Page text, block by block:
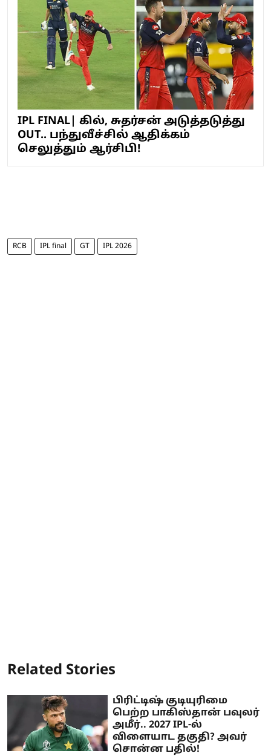
IPL FINAL| கில், சுதர்சன் அடுத்தடுத்து
OUT.. பந்துவீச்சில் ஆதிக்கம்
செலுத்தும் ஆர்சிபி!
RCB IPL final GT IPL 2026
Related Stories
பிரிட்டிஷ் குடியுரிமை
பெற்ற பாகிஸ்தான் பவுலர்
அமீர்.. 2027 IPL-ல்
விளையாட தகுதி? அவர்
சொன்ன பதில்!